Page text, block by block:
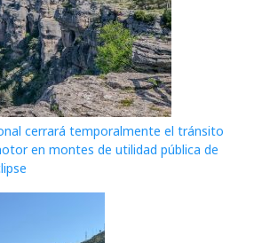
cerrará temporalmente el tránsito
en montes de utilidad pública de